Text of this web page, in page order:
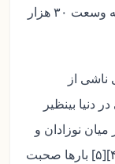
محدوده نوار ساحلی عسلویه و خلیج نایبند به وسعت ۳۰ هزار
از
دنیا بینظیر
میان نوزادان و
ساکنین منطقه به شدت شیوع یافته‌است.[۴][۵] بارها صحبت